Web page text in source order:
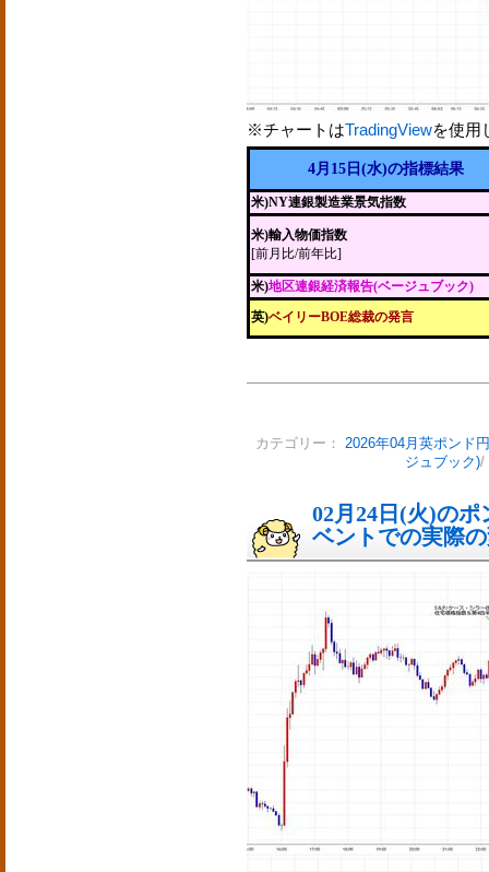
※チャートはTradingViewを使用
4月15日(水)の指標結果
米)NY連銀製造業景気指数
米)輸入物価指数
[前月比/前年比]
米)地区連銀経済報告(ベージュブック)
英)ベイリーBOE総裁の発言
カテゴリー： 2026年04月英ポンド円
ジュブック)/
02月24日(火)の
ベントでの実際